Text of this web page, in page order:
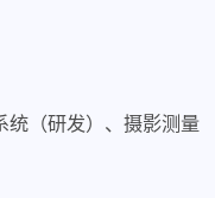
统（研发）、摄影测量